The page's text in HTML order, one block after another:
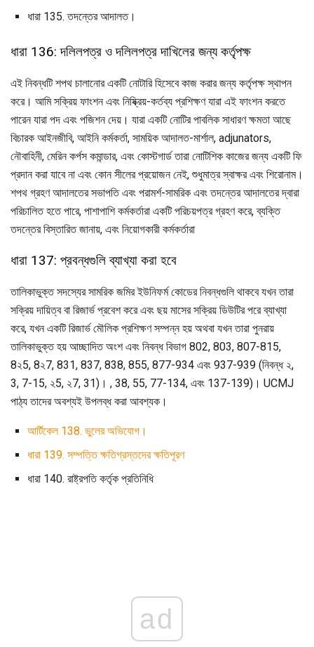
ধারা 135. তদন্তের আদালত।
ধারা 136: দলিলপত্র ও দলিলপত্র দাখিলের জন্য কর্তৃপক্ষ
এই নিবন্ধটি শপথ চালানোর একটি নোটারি হিসেবে কাজ করার জন্য কর্তৃপক্ষ স্থাপন
করে। আমি সক্রিয় ফাংশন এবং নিষ্ক্রিয়-কর্তব্য প্রশিক্ষণ যারা এই ফাংশন করতে
পারেন যারা পদ এবং পজিশন দেয়। যারা একটি নোটির পাবলিক সাধারণ ক্ষমতা আছে
বিচারক আইনজীবি, আইনি কর্মকর্তা, সাময়িক আদালত-মার্শাল, adjunators,
নৌবাহিনী, মেরিন কর্পস কমান্ডার, এবং কোস্টগার্ড তারা নোটিশিক কাজের জন্য একটি ফি
প্রদান করা যাবে না এবং কোন সীলের প্রয়োজন নেই, শুধুমাত্র স্বাক্ষর এবং শিরোনাম।
শপথ গ্রহণ আদালতের সভাপতি এবং পরামর্শ-সামরিক এবং তদন্তের আদালতের দ্বারা
পরিচালিত হতে পারে, পাশাপাশি কর্মকর্তারা একটি পরিচয়পত্র গ্রহণ করে, ব্যক্তি
তদন্তের বিস্তারিত জানায়, এবং নিয়োগকারী কর্মকর্তারা
ধারা 137: প্রবন্ধগুলি ব্যাখ্যা করা হবে
তালিকাভুক্ত সদস্যের সামরিক জমির ইউনিফর্ম কোডের নিবন্ধগুলি থাকবে যখন তারা
সক্রিয় দায়িত্ব বা রিজার্ভ প্রবেশ করে এবং ছয় মাসের সক্রিয় ডিউটির পরে ব্যাখ্যা
করে, যখন একটি রিজার্ভ মৌলিক প্রশিক্ষণ সম্পন্ন হয় অথবা যখন তারা পুনরায়
তালিকাভুক্ত হয় আচ্ছাদিত অংশ এবং নিবন্ধ বিভাগ 802, 803, 807-815,
8২5, 8২7, 831, 837, 838, 855, 877-934 এবং 937-939 (নিবন্ধ ২,
3, 7-15, ২5, ২7, 31)। , 38, 55, 77-134, এবং 137-139)। UCMJ
পাঠ্য তাদের অবশ্যই উপলব্ধ করা আবশ্যক।
আর্টিকেল 138. ভুলের অভিযোগ।
ধারা 139. সম্পত্তি ক্ষতিগ্রস্তদের ক্ষতিপূরণ
ধারা 140. রাষ্ট্রপতি কর্তৃক প্রতিনিধি
ad